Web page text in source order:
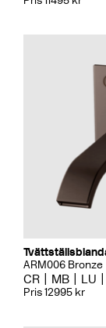
ARM006 Bronze
CR MB LU
Pris 12995 kr